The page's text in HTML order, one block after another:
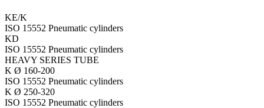
KE/K
ISO 15552 Pneumatic cylinders
KD
ISO 15552 Pneumatic cylinders
HEAVY SERIES TUBE
K Ø 160-200
ISO 15552 Pneumatic cylinders
K Ø 250-320
ISO 15552 Pneumatic cylinders